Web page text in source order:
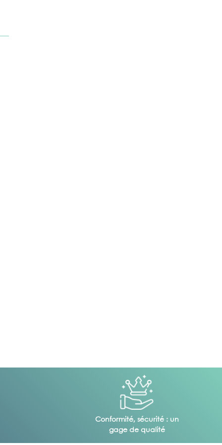
Conformité, sécurité : un
gage de qualité